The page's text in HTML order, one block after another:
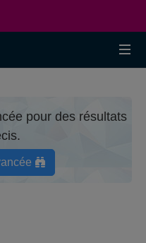
pour des résultats